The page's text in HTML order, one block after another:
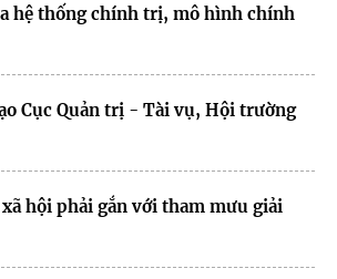
hệ thống chính trị, mô hình chính
Cục Quản trị - Tài vụ, Hội trường
hội phải gắn với tham mưu giải